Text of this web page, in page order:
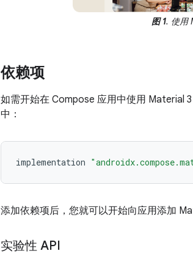
图 1. 使用
依赖项
如需开始在 Compose 应用中使用 Material
中：
implementation
添加依赖项后，您就可以开始向应用添加
实验性 API